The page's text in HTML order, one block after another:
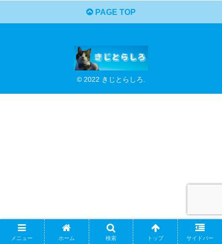
PAGE TOP
© 2022 きじとらしろ.
メニュー ホーム 検索 トップ サイドバー